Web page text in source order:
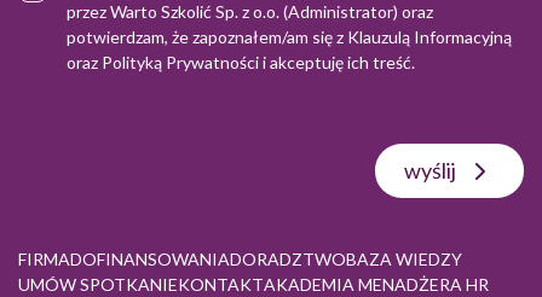
przez Warto Szkolić Sp. z o.o. (Administrator) oraz
potwierdzam, że zapoznałem/am się z Klauzulą Informacyjną
oraz Polityką Prywatnościi akceptuję ich treść.
wyślij
FIRMADOFINANSOWANIADORADZTWOBAZA WIEDZY
UMÓW SPOTKANIEKONTAKTAKADEMIA MENADŻERA HR